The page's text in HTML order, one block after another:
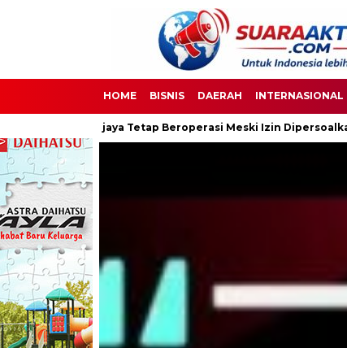
HOME BISNIS DAERAH INTERNASIONAL
Beroperasi Meski Izin Dipersoalkan Ketua DPC